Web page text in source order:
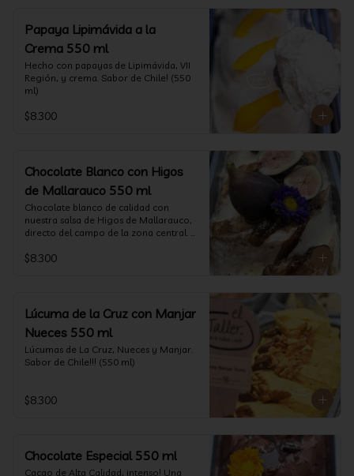
Papaya Lipimávida a la
Crema 550 ml
Hecho con papayas de Lipimávida, VII
Región, y crema. Sabor de Chile! (550
ml)
$8.300
Chocolate Blanco con Higos
de Mallarauco 550 ml
Chocolate blanco de calidad con
nuestra salsa de Higos de Mallarauco,
directo del campo de la zona central.
$8.300
Lúcuma de la Cruz con Manjar
Nueces 550 ml
Lúcumas de La Cruz, Nueces y Manjar.
Sabor de Chile!!! (550 ml)
$8.300
Chocolate Especial 550 ml
Cacao de Alta Calidad, intenso! Una